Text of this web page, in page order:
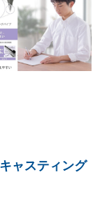
ャスティング